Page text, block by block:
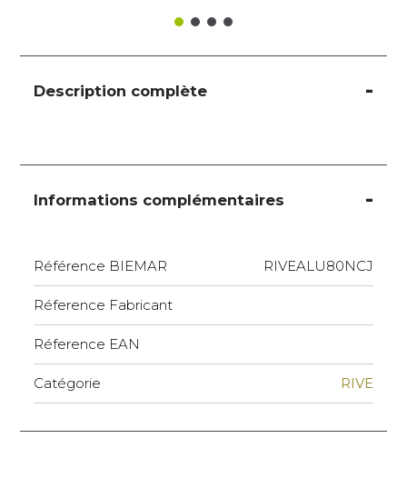
Description complète
Informations complémentaires
Référence BIEMAR RIVEALU80NCJ
Réference Fabricant
Réference EAN
Catégorie RIVE